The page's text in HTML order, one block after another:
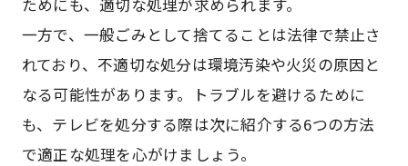
一方で、一般ごみとして捨てることは法律で禁止さ
れており、不適切な処分は環境汚染や火災の原因と
なる可能性があります。トラブルを避けるために
も、テレビを処分する際は次に紹介する6つの方法
で適正な処理を心がけましょう。